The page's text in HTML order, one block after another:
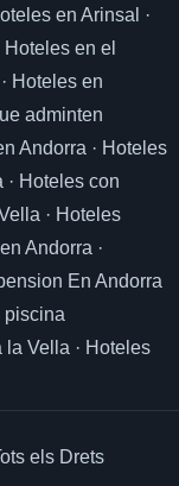
en Arinsal
·
Hoteles en el
· Hoteles en
adminten
Andorra · Hoteles
· Hoteles con
· Hoteles
Andorra ·
En Andorra
piscina
la Vella · Hoteles
els Drets